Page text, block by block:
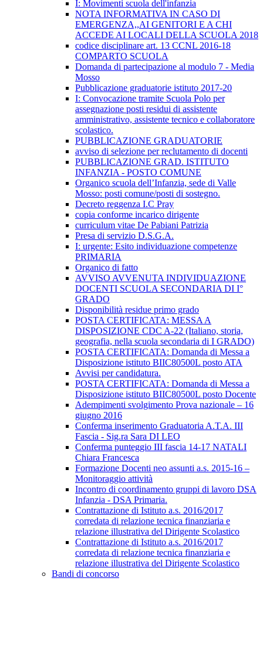
I: Movimenti scuola dell'infanzia
NOTA INFORMATIVA IN CASO DI
EMERGENZA,,AI GENITORI E A CHI
ACCEDE AI LOCALI DELLA SCUOLA 2018
codice disciplinare art. 13 CCNL 2016-18
COMPARTO SCUOLA
Domanda di partecipazione al modulo 7 - Media
Mosso
Pubblicazione graduatorie istituto 2017-20
I: Convocazione tramite Scuola Polo per
assegnazione posti residui di assistente
amministrativo, assistente tecnico e collaboratore
scolastico.
PUBBLICAZIONE GRADUATORIE
avviso di selezione per reclutamento di docenti
PUBBLICAZIONE GRAD. ISTITUTO
INFANZIA - POSTO COMUNE
Organico scuola dell’Infanzia, sede di Valle
Mosso: posti comune/posti di sostegno.
Decreto reggenza I.C Pray
copia conforme incarico dirigente
curriculum vitae De Pabiani Patrizia
Presa di servizio D.S.G.A.
I: urgente: Esito individuazione competenze
PRIMARIA
Organico di fatto
AVVISO AVVENUTA INDIVIDUAZIONE
DOCENTI SCUOLA SECONDARIA DI I°
GRADO
Disponibilità residue primo grado
POSTA CERTIFICATA: MESSA A
DISPOSIZIONE CDC A-22 (Italiano, storia,
geografia, nella scuola secondaria di I GRADO)
POSTA CERTIFICATA: Domanda di Messa a
Disposizione istituto BIIC80500L posto ATA
Avvisi per candidatura.
POSTA CERTIFICATA: Domanda di Messa a
Disposizione istituto BIIC80500L posto Docente
Adempimenti svolgimento Prova nazionale – 16
giugno 2016
Conferma inserimento Graduatoria A.T.A. III
Fascia - Sig.ra Sara DI LEO
Conferma punteggio III fascia 14-17 NATALI
Chiara Francesca
Formazione Docenti neo assunti a.s. 2015-16 –
Monitoraggio attività
Incontro di coordinamento gruppi di lavoro DSA
Infanzia - DSA Primaria.
Contrattazione di Istituto a.s. 2016/2017
corredata di relazione tecnica finanziaria e
relazione illustrativa del Dirigente Scolastico
Contrattazione di Istituto a.s. 2016/2017
corredata di relazione tecnica finanziaria e
relazione illustrativa del Dirigente Scolastico
Bandi di concorso